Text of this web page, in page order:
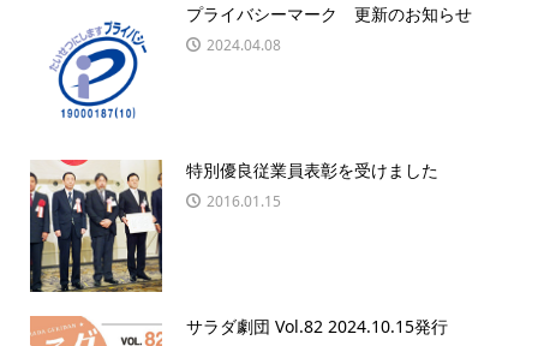
プライバシーマーク 更新のお知らせ
2024.04.08
特別優良従業員表彰を受けました
2016.01.15
サラダ劇団 Vol.82 2024.10.15発行